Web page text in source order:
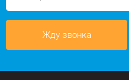
Жду звонка